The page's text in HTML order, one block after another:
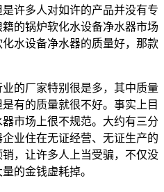
许多人对如许的产品并没有专
的锅炉软化水设备净水器市场
化水设备净水器的质量好，那款
的厂家特别很是多，其中质量
有的质量就很不好。事实上目
市场上很不规范。大约有三分
业住在无证经营、无证生产的
，让许多人上当受骗，不仅没
的金钱虚耗掉。